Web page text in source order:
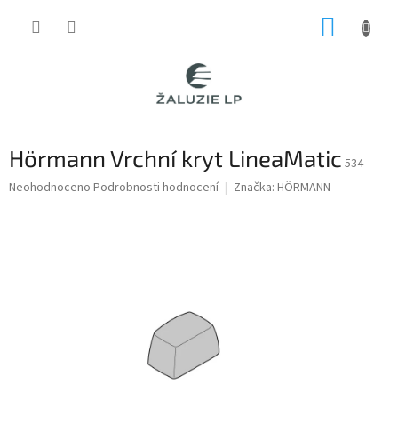
Hörmann Vrchní kryt LineaMatic 534
Průměrné
Neohodnoceno Podrobnosti hodnocení Značka: HÖRMANN